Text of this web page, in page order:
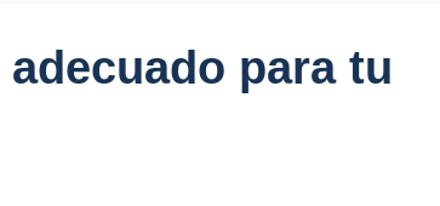
para tu